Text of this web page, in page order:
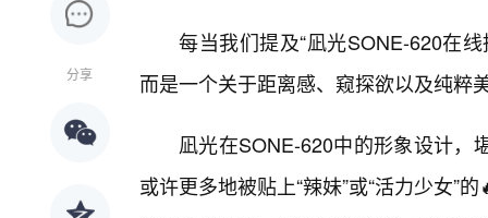
分享
每当我们提及“凪光SONE-620在
而是一个关于距离感、窥探欲以及纯粹
凪光在SONE-620中的形象设计，
或许更多地被贴上“辣妹”或“活力少女”